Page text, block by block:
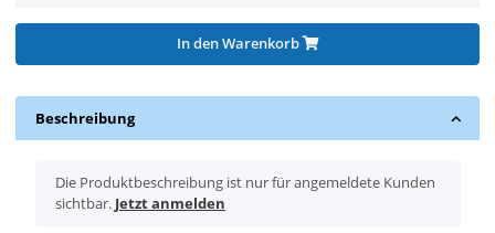
In den Warenkorb
Beschreibung
x
Die Produktbeschreibung ist nur für angemeldete Kunden
sichtbar. Jetzt anmelden